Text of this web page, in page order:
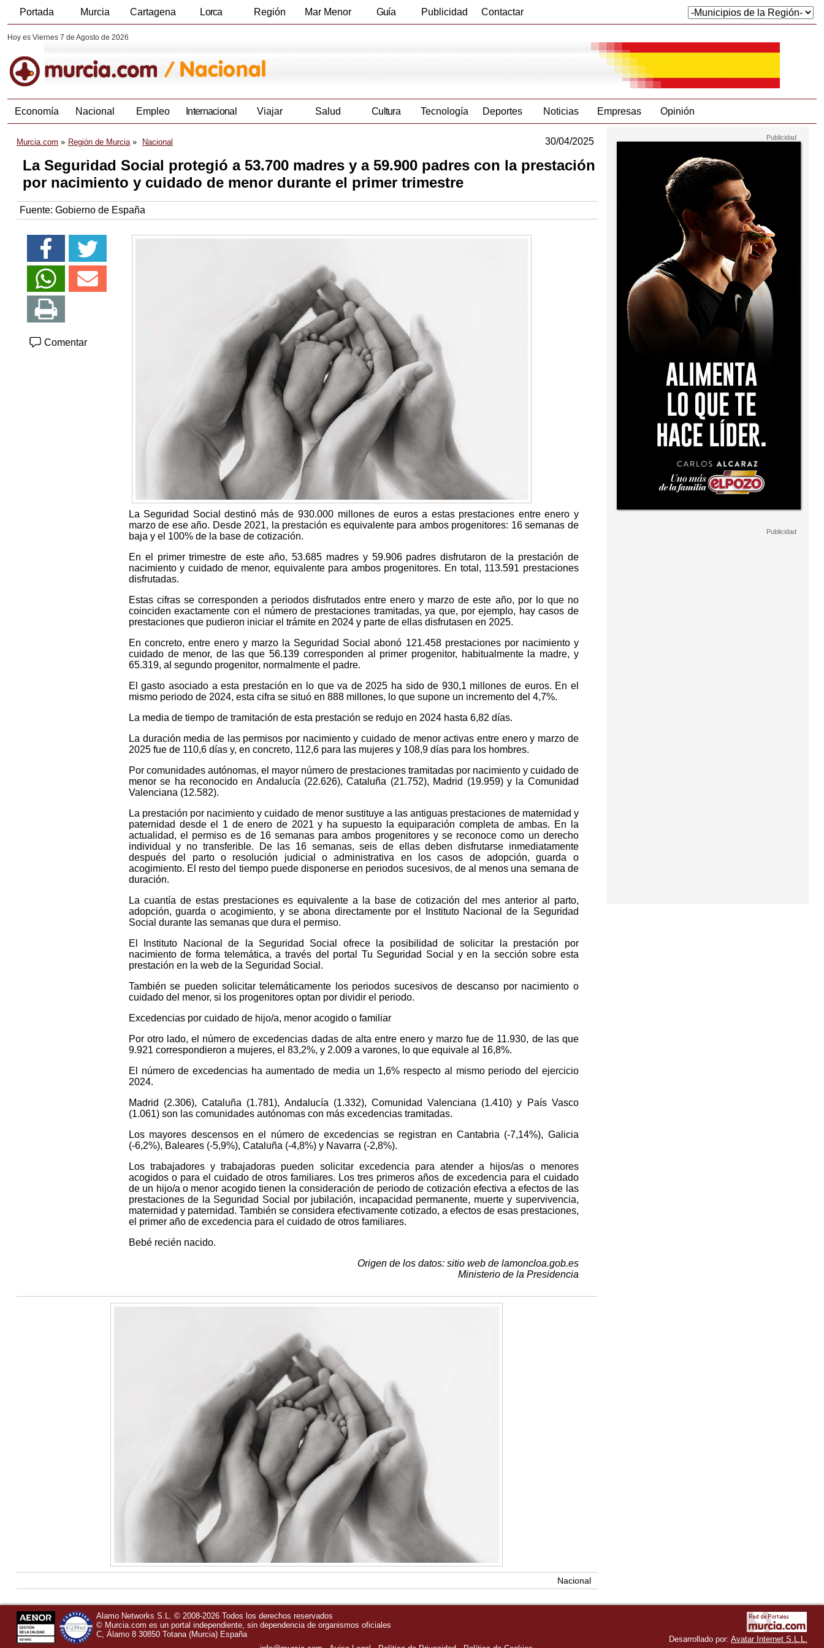
Portada Murcia Cartagena Lorca Región Mar Menor Guía Publicidad Contactar
Hoy es Viernes 7 de Agosto de 2026
Economía Nacional Empleo Internacional Viajar Salud Cultura Tecnología Deportes Noticias Empresas Opinión
Murcia.com Región de Murcia Nacional 30/04/2025
La Seguridad Social protegió a 53.700 madres y a 59.900 padres con la prestación
por nacimiento y cuidado de menor durante el primer trimestre
Fuente: Gobierno de España
Comentar
La Seguridad Social destinó más de 930.000 millones de euros a estas prestaciones entre enero y
marzo de ese año. Desde 2021, la prestación es equivalente para ambos progenitores: 16 semanas de
baja y el 100% de la base de cotización.
En el primer trimestre de este año, 53.685 madres y 59.906 padres disfrutaron de la prestación de
nacimiento y cuidado de menor, equivalente para ambos progenitores. En total, 113.591 prestaciones
disfrutadas.
Estas cifras se corresponden a periodos disfrutados entre enero y marzo de este año, por lo que no
coinciden exactamente con el número de prestaciones tramitadas, ya que, por ejemplo, hay casos de
prestaciones que pudieron iniciar el trámite en 2024 y parte de ellas disfrutasen en 2025.
En concreto, entre enero y marzo la Seguridad Social abonó 121.458 prestaciones por nacimiento y
cuidado de menor, de las que 56.139 corresponden al primer progenitor, habitualmente la madre, y
65.319, al segundo progenitor, normalmente el padre.
El gasto asociado a esta prestación en lo que va de 2025 ha sido de 930,1 millones de euros. En el
mismo periodo de 2024, esta cifra se situó en 888 millones, lo que supone un incremento del 4,7%.
La media de tiempo de tramitación de esta prestación se redujo en 2024 hasta 6,82 días.
La duración media de las permisos por nacimiento y cuidado de menor activas entre enero y marzo de
2025 fue de 110,6 días y, en concreto, 112,6 para las mujeres y 108,9 días para los hombres.
Por comunidades autónomas, el mayor número de prestaciones tramitadas por nacimiento y cuidado de
menor se ha reconocido en Andalucía (22.626), Cataluña (21.752), Madrid (19.959) y la Comunidad
Valenciana (12.582).
La prestación por nacimiento y cuidado de menor sustituye a las antiguas prestaciones de maternidad y
paternidad desde el 1 de enero de 2021 y ha supuesto la equiparación completa de ambas. En la
actualidad, el permiso es de 16 semanas para ambos progenitores y se reconoce como un derecho
individual y no transferible. De las 16 semanas, seis de ellas deben disfrutarse inmediatamente
después del parto o resolución judicial o administrativa en los casos de adopción, guarda o
acogimiento. El resto del tiempo puede disponerse en periodos sucesivos, de al menos una semana de
duración.
La cuantía de estas prestaciones es equivalente a la base de cotización del mes anterior al parto,
adopción, guarda o acogimiento, y se abona directamente por el Instituto Nacional de la Seguridad
Social durante las semanas que dura el permiso.
El Instituto Nacional de la Seguridad Social ofrece la posibilidad de solicitar la prestación por
nacimiento de forma telemática, a través del portal Tu Seguridad Social y en la sección sobre esta
prestación en la web de la Seguridad Social.
También se pueden solicitar telemáticamente los periodos sucesivos de descanso por nacimiento o
cuidado del menor, si los progenitores optan por dividir el periodo.
Excedencias por cuidado de hijo/a, menor acogido o familiar
Por otro lado, el número de excedencias dadas de alta entre enero y marzo fue de 11.930, de las que
9.921 correspondieron a mujeres, el 83,2%, y 2.009 a varones, lo que equivale al 16,8%.
El número de excedencias ha aumentado de media un 1,6% respecto al mismo periodo del ejercicio
2024.
Madrid (2.306), Cataluña (1.781), Andalucía (1.332), Comunidad Valenciana (1.410) y País Vasco
(1.061) son las comunidades autónomas con más excedencias tramitadas.
Los mayores descensos en el número de excedencias se registran en Cantabria (-7,14%), Galicia
(-6,2%), Baleares (-5,9%), Cataluña (-4,8%) y Navarra (-2,8%).
Los trabajadores y trabajadoras pueden solicitar excedencia para atender a hijos/as o menores
acogidos o para el cuidado de otros familiares. Los tres primeros años de excedencia para el cuidado
de un hijo/a o menor acogido tienen la consideración de periodo de cotización efectiva a efectos de las
prestaciones de la Seguridad Social por jubilación, incapacidad permanente, muerte y supervivencia,
maternidad y paternidad. También se considera efectivamente cotizado, a efectos de esas prestaciones,
el primer año de excedencia para el cuidado de otros familiares.
Bebé recién nacido.
Origen de los datos: sitio web de lamoncloa.gob.es
Ministerio de la Presidencia
Nacional
Alamo Networks S.L. © 2008-2026 Todos los derechos reservados
© Murcia.com es un portal independiente, sin dependencia de organismos oficiales
C, Álamo 8 30850 Totana (Murcia) España
Desarrollado por: Avatar Internet S.L.L.